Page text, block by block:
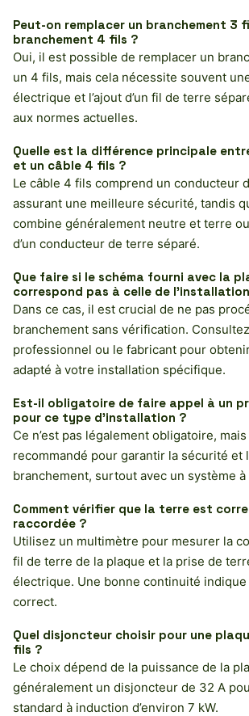
Peut-on remplacer un branchement 3
branchement 4 fils ?
Oui, il est possible de remplacer un
un 4 fils, mais cela nécessite souvent
électrique et l’ajout d’un fil de terre
aux normes actuelles.
Quelle est la différence principale
et un câble 4 fils ?
Le câble 4 fils comprend un conducteur
assurant une meilleure sécurité, tandis
combine généralement neutre et terre
d’un conducteur de terre séparé.
Que faire si le schéma fourni avec la
correspond pas à celle de
Dans ce cas, il est crucial de ne pas
branchement sans vérification.
professionnel ou le fabricant pour
adapté à votre installation spécifique.
Est-il obligatoire de faire appel à un
pour ce type d’installation ?
Ce n’est pas légalement obligatoire,
recommandé pour garantir la sécurité et
branchement, surtout avec un système
Comment vérifier que la terre est
raccordée ?
Utilisez un multimètre pour mesurer la
fil de terre de la plaque et la prise de
électrique. Une bonne continuité
correct.
Quel disjoncteur choisir pour une
fils ?
Le choix dépend de la puissance de la
généralement un disjoncteur de 32 A
standard à induction d’environ 7 kW.